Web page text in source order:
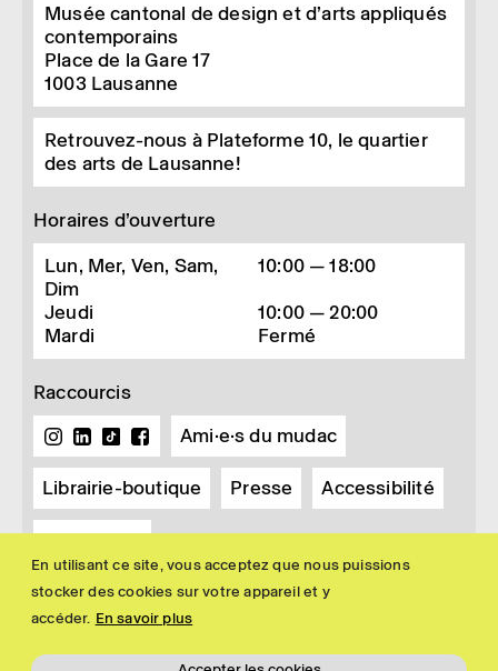
En utilisant ce site, vous acceptez que nous puissions
stocker des cookies sur votre appareil et y
accéder. En savoir plus
Musée cantonal de design et d’arts appliqués
contemporains
Place de la Gare 17
1003 Lausanne
Retrouvez-nous à Plateforme 10, le quartier
des arts de Lausanne!
Horaires d’ouverture
Lun, Mer, Ven, Sam,
Dim
10:00 — 18:00
Jeudi
10:00 — 20:00
Mardi
Fermé
Raccourcis
Ami·e·s du mudac
Librairie-boutique Presse Accessibilité
Newsletter